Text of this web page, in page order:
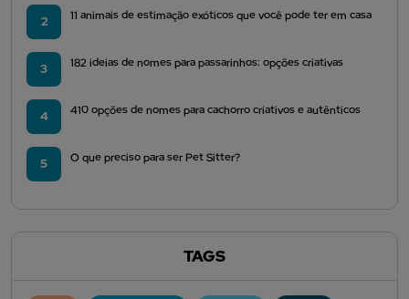
2 11 animais de estimação exóticos que você pode ter em casa
3 182 ideias de nomes para passarinhos: opções criativas
4 410 opções de nomes para cachorro criativos e autênticos
5 O que preciso para ser Pet Sitter?
TAGS